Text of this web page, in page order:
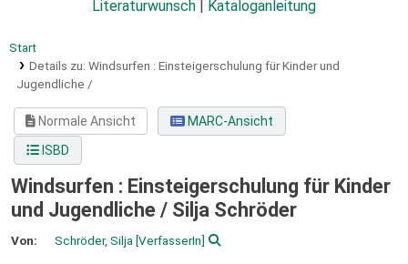
Literaturwunsch
Kataloganleitung
Start
Details zu: Windsurfen : Einsteigerschulung für Kinder und
Jugendliche /
Normale Ansicht
MARC-Ansicht
ISBD
Windsurfen : Einsteigerschulung für Kinder
und Jugendliche / Silja Schröder
Von: Schröder, Silja [VerfasserIn]